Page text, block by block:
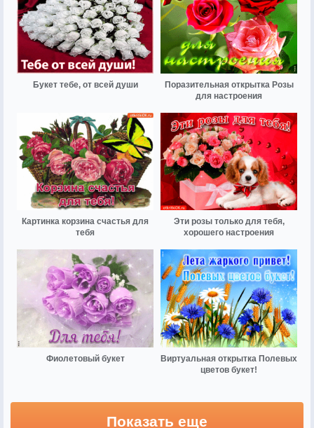
Букет тебе, от всей души
Поразительная открытка Розы
для настроения
Картинка корзина счастья для
тебя
Эти розы только для тебя,
хорошего настроения
Фиолетовый букет
Виртуальная открытка Полевых
цветов букет!
Показать еще